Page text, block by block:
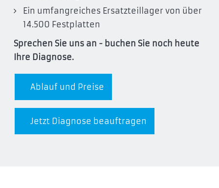
Ein umfangreiches Ersatzteillager von über
14.500 Festplatten
Sprechen Sie uns an - buchen Sie noch heute
Ihre Diagnose.
Ablauf und Preise
Jetzt Diagnose beauftragen